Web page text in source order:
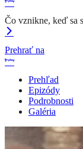
Čo vznikne, keď sa
Prehrať na
Prehľad
Epizódy
Podrobnosti
Galéria